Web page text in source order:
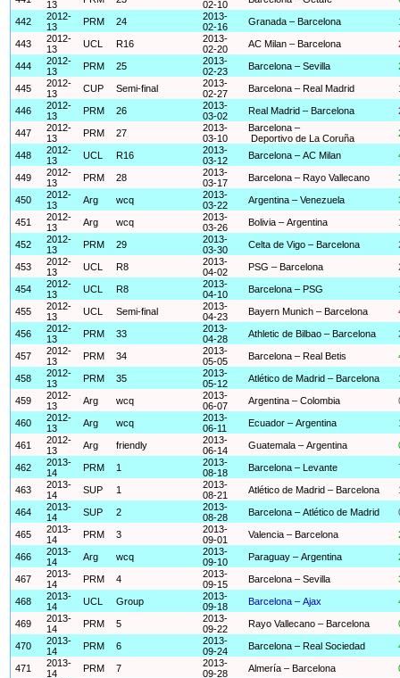
13
02-10
442
2012-
13
PRM 24
2013-
02-16
Granada – Barcelona
443
2012-
13
UCL R16
2013-
02-20
AC Milan – Barcelona
444
2012-
13
PRM 25
2013-
02-23
Barcelona – Sevilla
445
2012-
13
CUP Semi-final
2013-
02-27
Barcelona – Real Madrid
446
2012-
13
PRM 26
2013-
03-02
Real Madrid – Barcelona
447
2012-
13
PRM 27
2013-
03-10
Barcelona –
Deportivo de La Coruña
448
2012-
13
UCL R16
2013-
03-12
Barcelona – AC Milan
449
2012-
13
PRM 28
2013-
03-17
Barcelona – Rayo Vallecano
450
2012-
13
Arg wcq
2013-
03-22
Argentina – Venezuela
451
2012-
13
Arg wcq
2013-
03-26
Bolivia – Argentina
452
2012-
13
PRM 29
2013-
03-30
Celta de Vigo – Barcelona
453
2012-
13
UCL R8
2013-
04-02
PSG – Barcelona
454
2012-
13
UCL R8
2013-
04-10
Barcelona – PSG
455
2012-
13
UCL Semi-final
2013-
04-23
Bayern Munich – Barcelona
456
2012-
13
PRM 33
2013-
04-28
Athletic de Bilbao – Barcelona
457
2012-
13
PRM 34
2013-
05-05
Barcelona – Real Betis
458
2012-
13
PRM 35
2013-
05-12
Atlético de Madrid – Barcelona
459
2012-
13
Arg wcq
2013-
06-07
Argentina – Colombia
460
2012-
13
Arg wcq
2013-
06-11
Ecuador – Argentina
461
2012-
13
Arg friendly
2013-
06-14
Guatemala – Argentina
462
2013-
14
PRM 1
2013-
08-18
Barcelona – Levante
463
2013-
14
SUP 1
2013-
08-21
Atlético de Madrid – Barcelona
464
2013-
14
SUP 2
2013-
08-28
Barcelona – Atlético de Madrid
465
2013-
14
PRM 3
2013-
09-01
Valencia – Barcelona
466
2013-
14
Arg wcq
2013-
09-10
Paraguay – Argentina
467
2013-
14
PRM 4
2013-
09-15
Barcelona – Sevilla
468
2013-
14
UCL Group
2013-
09-18
Barcelona – Ajax
469
2013-
14
PRM 5
2013-
09-22
Rayo Vallecano – Barcelona
470
2013-
14
PRM 6
2013-
09-24
Barcelona – Real Sociedad
471
2013-
14
PRM 7
2013-
09-28
Almería – Barcelona